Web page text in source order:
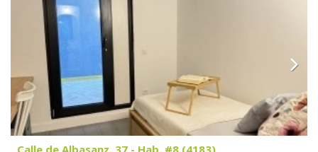
Calle de Albasanz, 37 - Hab. #8 (4183)